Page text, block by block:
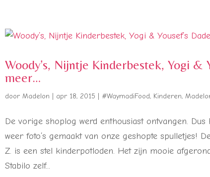
Woody’s, Nijntje Kinderbestek, Yogi &
meer…
doorMadelon apr 18, 2015 #WaymadiFood, Kinderen,
De vorige shoplog werd enthousiast ontvangen.
weer foto’s gemaakt van onze geshopte spulletjes!
Z. is een stel kinderpotloden. Het zijn mooie
Stabilo zelf...